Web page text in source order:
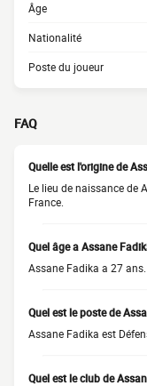
Âge
Nationalité
Poste du joueur
FAQ
Quelle est l'origine de
Le lieu de naissance de
France.
Quel âge a Assane
Assane Fadika a 27
Quel est le poste de
Assane Fadika est
Quel est le club de